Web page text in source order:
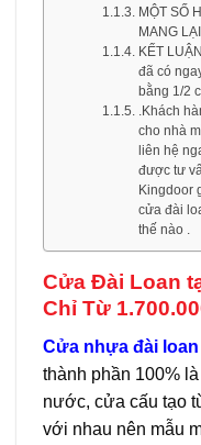
MỘT SỐ
MANG LẠI
KẾT
đã có
bằng 1/2
.Khách
cho nhà
liên hệ
được tư
Kingdoor
cửa đài
thế nào .
Cửa Đài Loan
Chỉ Từ
Cửa nhựa đài loan
thành phần 100%
nước, cửa cấu tạo
với nhau nên mẫu